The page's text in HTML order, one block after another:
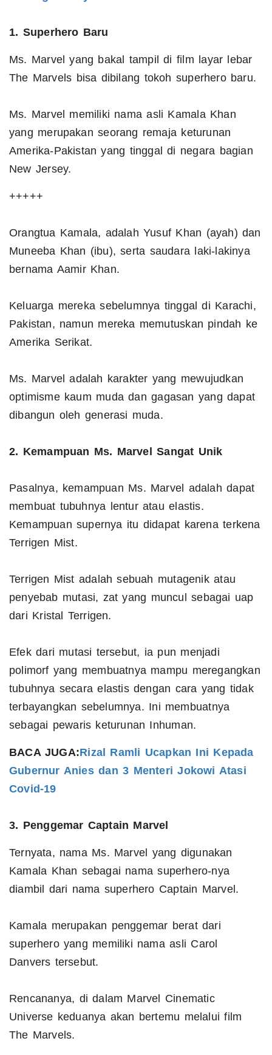
1. Superhero Baru
Ms. Marvel yang bakal tampil di film layar lebar
The Marvels bisa dibilang tokoh superhero baru.
Ms. Marvel memiliki nama asli Kamala Khan
yang merupakan seorang remaja keturunan
Amerika-Pakistan yang tinggal di negara bagian
New Jersey.
+++++
Orangtua Kamala, adalah Yusuf Khan (ayah) dan
Muneeba Khan (ibu), serta saudara laki-lakinya
bernama Aamir Khan.
Keluarga mereka sebelumnya tinggal di Karachi,
Pakistan, namun mereka memutuskan pindah ke
Amerika Serikat.
Ms. Marvel adalah karakter yang mewujudkan
optimisme kaum muda dan gagasan yang dapat
dibangun oleh generasi muda.
2. Kemampuan Ms. Marvel Sangat Unik
Pasalnya, kemampuan Ms. Marvel adalah dapat
membuat tubuhnya lentur atau elastis.
Kemampuan supernya itu didapat karena terkena
Terrigen Mist.
Terrigen Mist adalah sebuah mutagenik atau
penyebab mutasi, zat yang muncul sebagai uap
dari Kristal Terrigen.
Efek dari mutasi tersebut, ia pun menjadi
polimorf yang membuatnya mampu meregangkan
tubuhnya secara elastis dengan cara yang tidak
terbayangkan sebelumnya. Ini membuatnya
sebagai pewaris keturunan Inhuman.
BACA JUGA:Rizal Ramli Ucapkan Ini Kepada
Gubernur Anies dan 3 Menteri Jokowi Atasi
Covid-19
3. Penggemar Captain Marvel
Ternyata, nama Ms. Marvel yang digunakan
Kamala Khan sebagai nama superhero-nya
diambil dari nama superhero Captain Marvel.
Kamala merupakan penggemar berat dari
superhero yang memiliki nama asli Carol
Danvers tersebut.
Rencananya, di dalam Marvel Cinematic
Universe keduanya akan bertemu melalui film
The Marvels.